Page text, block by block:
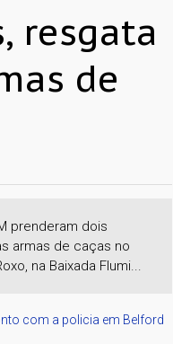
resgata
de
prenderam dois
armas de caças no
na Baixada Flumi...
com a policia em Belford